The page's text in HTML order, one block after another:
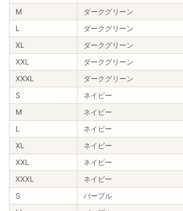
M
ダークグリーン
L
ダークグリーン
XL
ダークグリーン
XXL
ダークグリーン
XXXL
ダークグリーン
S
ネイビー
M
ネイビー
L
ネイビー
XL
ネイビー
XXL
ネイビー
XXXL
ネイビー
S
パープル